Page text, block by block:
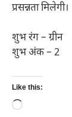
प्रसन्नता मिलेगी।
शुभ रंग – ग्रीन
शुभ अंक – 2
Like this:
Loading…